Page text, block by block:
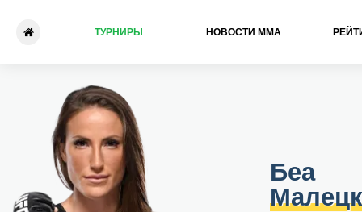
ТУРНИРЫ НОВОСТИ ММА
Беа Малецки - Жосиан
Беа